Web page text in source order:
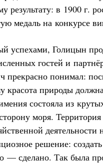
результату: в 1900 г.
медаль на конкурсе
успехами, Голицын
гостей и
прекрасно понимал:
красота природы
состояла из
моря.
решение:
— сделано. Так была